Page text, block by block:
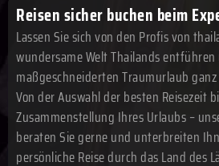
Reisen sicher buchen beim
Lassen Sie sich von den Profis von
wundersame Welt Thailands
maßgeschneiderten Traumurlaub
Von der Auswahl der besten Reisezeit
Zusammenstellung Ihres Urlaubs –
beraten Sie gerne und unterbreiten
persönliche Reise durch das Land des